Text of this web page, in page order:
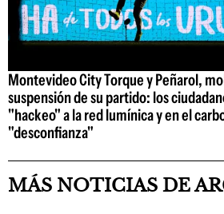
Montevideo City Torque y Peñarol,
suspensión de su partido: los
"hackeo" a la red lumínica y en el
"desconfianza"
MÁS NOTICIAS DE